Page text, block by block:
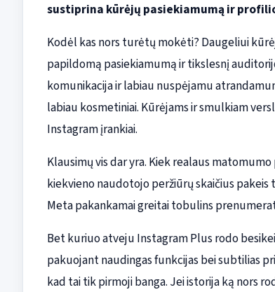
sustiprina kūrėjų pasiekiamumą ir
Kodėl kas nors turėtų mokėti? Daugeliui
papildomą pasiekiamumą ir tikslesnį
komunikacija ir labiau nuspėjamu
labiau kosmetiniai. Kūrėjams ir smulkiam
Instagram įrankiai.
Klausimų vis dar yra. Kiek realaus
kiekvieno naudotojo peržiūrų skaičius pakeis
Meta pakankamai greitai tobulins
Bet kuriuo atveju Instagram Plus rodo
pakuojant naudingas funkcijas bei subtilias
kad tai tik pirmoji banga. Jei istorija ką nors